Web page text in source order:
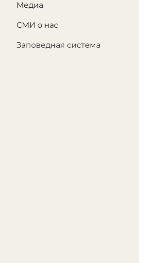
Медиа
СМИ о нас
Заповедная система